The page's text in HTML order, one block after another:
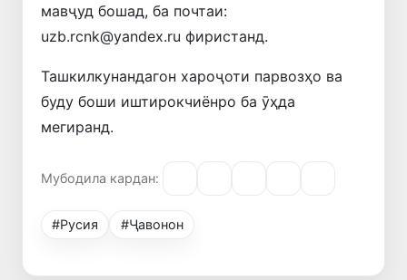
мавҷуд бошад, ба почтаи:
uzb.rcnk@yandex.ru фиристанд.
Ташкилкунандагон хароҷоти парвозҳо ва
буду боши иштирокчиёнро ба ӯҳда
мегиранд.
Мубодила кардан:
#Русия #Ҷавонон